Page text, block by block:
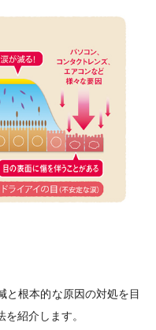
と根本的な原因の対処を目
紹介します。